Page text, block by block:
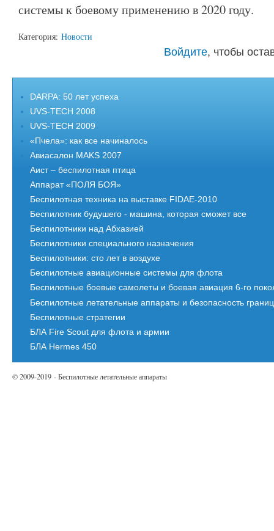
системы к боевому применению в 2020 году.
Категория: Новости
Войдите, чтобы
DARPA: 50 лет успеха
UVS-TECH 2008
UVS-TECH 2009
«Пчела»: как все начиналось
Авиасалон MAKS 2007
Аист – беспилотная птица
Аппарат «ПОЛЯ БОЯ»
Беспилотная техника на выставке FIDAE-2010
Беспилотник будушего - машина, которая сможет все
Беспилотники над Абхазией
Беспилотники специального назначения
Беспилотники: сто лет в воздухе
Беспилотные авиационные системы для флота
Беспилотные боевые самолеты и боевая авиация 6-го
Беспилотные летательные аппараты и безопасность границ
Беспилотные стратегии
БЛА Fire Scout для флота и армии
БЛА Hermes 450
© 2009-2019 - Беспилотные летательные аппараты